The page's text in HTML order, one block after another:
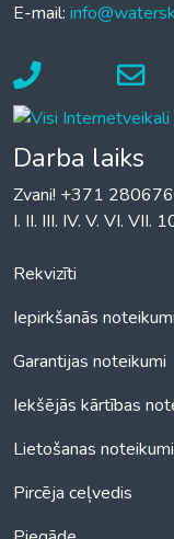
E-mail:
Darba laiks
Zvani! +371
I. II. III. IV. V. VI. VII.
Rekvizīti
Iepirkšanās noteikumi
Garantijas noteikumi
Iekšējās kārtības
Lietošanas noteikumi
Pircēja ceļvedis